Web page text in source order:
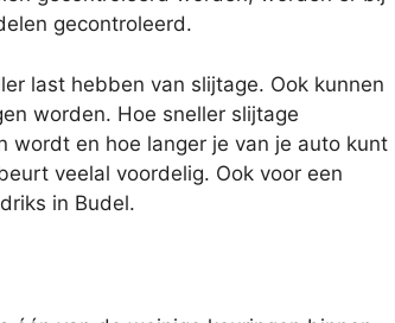
gecontroleerd.
last hebben van slijtage. Ook kunnen
worden. Hoe sneller slijtage
wordt en hoe langer je van je auto kunt
veelal voordelig. Ook voor een
in Budel.